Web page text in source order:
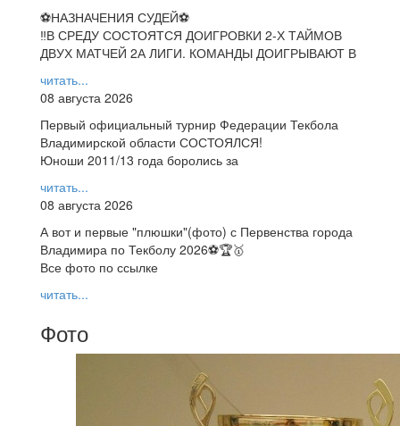
⚽НАЗНАЧЕНИЯ СУДЕЙ⚽
‼В СРЕДУ СОСТОЯТСЯ ДОИГРОВКИ 2-Х ТАЙМОВ
ДВУХ МАТЧЕЙ 2А ЛИГИ. КОМАНДЫ ДОИГРЫВАЮТ В
читать...
08 августа 2026
Первый официальный турнир Федерации Текбола
Владимирской области СОСТОЯЛСЯ!
Юноши 2011/13 года боролись за
читать...
08 августа 2026
А вот и первые "плюшки"(фото) с Первенства города
Владимира по Текболу 2026⚽🏆🥇
Все фото по ссылке
читать...
Фото